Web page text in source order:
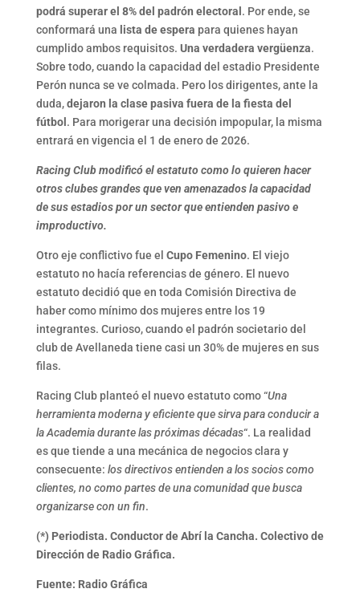
podrá superar el 8% del padrón electoral . Por ende, se
conformará una lista de espera para quienes hayan
cumplido ambos requisitos. Una verdadera vergüenza.
Sobre todo, cuando la capacidad del estadio Presidente
Perón nunca se ve colmada. Pero los dirigentes, ante la
duda,dejaron la clase pasiva fuera de la fiesta del
fútbol . Para morigerar una decisión impopular, la misma
entrará en vigencia el 1 de enero de 2026.
Racing Club modificó el estatuto como lo quieren hacer
otros clubes grandes que ven amenazados la capacidad
de sus estadios por un sector que entienden pasivo e
improductivo.
Otro eje conflictivo fue el Cupo Femenino. El viejo
estatuto no hacía referencias de género. El nuevo
estatuto decidió que en toda Comisión Directiva de
haber como mínimo dos mujeres entre los 19
integrantes. Curioso, cuando el padrón societario del
club de Avellaneda tiene casi un 30% de mujeres en sus
filas.
Racing Club planteó el nuevo estatuto como “Una
herramienta moderna y eficiente que sirva para conducir a
la Academia durante las próximas décadas“. La realidad
es que tiende a una mecánica de negocios clara y
consecuente: los directivos entienden a los socios como
clientes, no como partes de una comunidad que busca
organizarse con un fin.
(*) Periodista. Conductor de Abrí la Cancha. Colectivo de
Dirección de Radio Gráfica.
Fuente: Radio Gráfica